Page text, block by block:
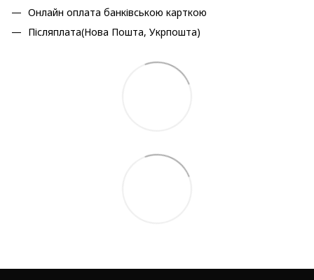
Онлайн оплата банківською карткою
Післяплата(Нова Пошта, Укрпошта)